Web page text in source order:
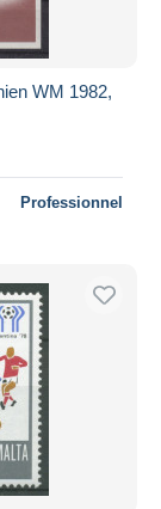
WM 1982,
Professionnel